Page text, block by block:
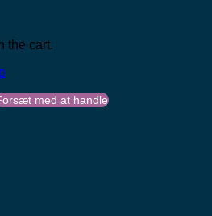
the cart.
med at handle